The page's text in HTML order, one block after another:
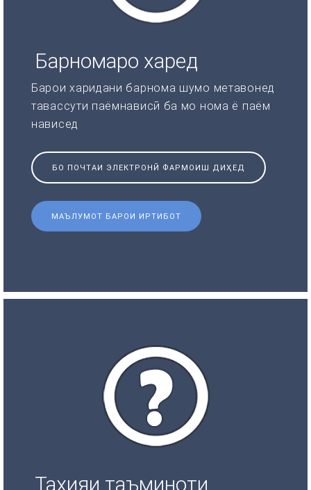
Барномаро харед
Барои харидани барнома шумо метавонед
тавассути паёмнависӣ ба мо нома ё паём
нависед
БО ПОЧТАИ ЭЛЕКТРОНӢ ФАРМОИШ ДИҲЕД
МАЪЛУМОТ БАРОИ ИРТИБОТ
Таҳияи таъминоти